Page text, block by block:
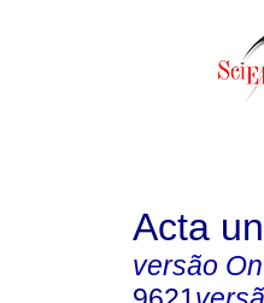
Acta
versão